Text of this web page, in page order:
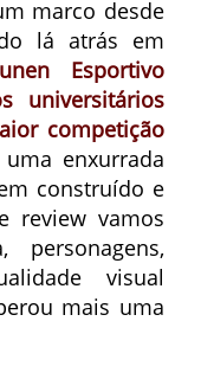
marco desde
lá atrás em
Esportivo
universitários
competição
uma enxurrada
construído e
review vamos
visual
mais uma